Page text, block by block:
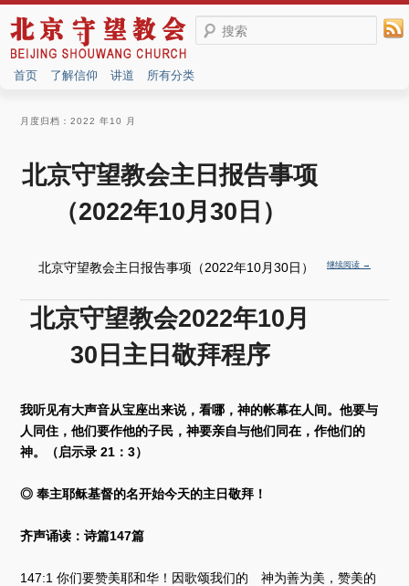
搜索
首页 了解信仰 讲道 所有分类
月度归档：2022 年10 月
北京守望教会主日报告事项
（2022年10月30日）
北京守望教会主日报告事项（2022年10月30日） 继续阅读 →
北京守望教会2022年10月
30日主日敬拜程序
我听见有大声音从宝座出来说，看哪，神的帐幕在人间。他要与
人同住，他们要作他的子民，神要亲自与他们同在，作他们的
神。（启示录 21：3）
◎ 奉主耶稣基督的名开始今天的主日敬拜！
齐声诵读：诗篇147篇
147:1 你们要赞美耶和华！因歌颂我们的 神为善为美，赞美的